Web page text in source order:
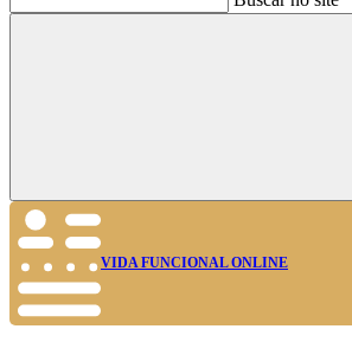
Buscar
VIDA FUNCIONAL ONLINE